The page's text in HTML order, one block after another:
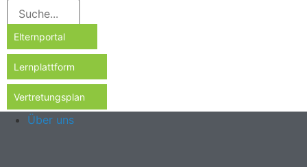
Elternportal
Lernplattform
Vertretungsplan
Über uns